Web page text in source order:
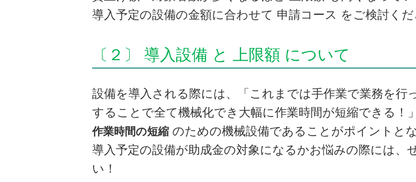
導入予定の設備の金額に合わせて 申請コース をご検討くだ
〔２〕 導入設備 と 上限額 について
設備を導入される際には、
「これまでは手作業で業務を
することで全て機械化でき 大幅に作業時間が短縮できる！
作業時間の短縮 のための機械設備であることがポイントとな
導入予定の設備が助成金の対象になるかお悩みの際には、
い！